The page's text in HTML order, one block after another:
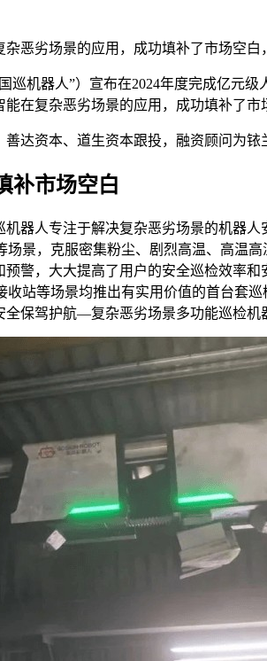
恶劣场景的应用，成功填补了市场空白
巡机器人”）宣布在2024年度完成亿元
在复杂恶劣场景的应用，成功填补了市
达资本、道生资本跟投，融资顾问为铱
补市场空白
器人专注于解决复杂恶劣场景的机器
景，克服密集粉尘、剧烈高温、高温
警，大大提高了用户的安全巡检效率
站等场景均推出有实用价值的首台套
保驾护航—复杂恶劣场景多功能巡检